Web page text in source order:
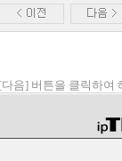
음] 버튼을 클릭하여